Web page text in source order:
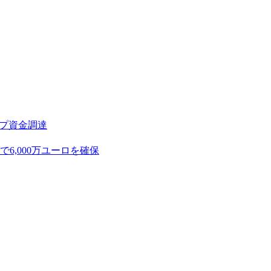
資金調達
6,000万ユーロを確保